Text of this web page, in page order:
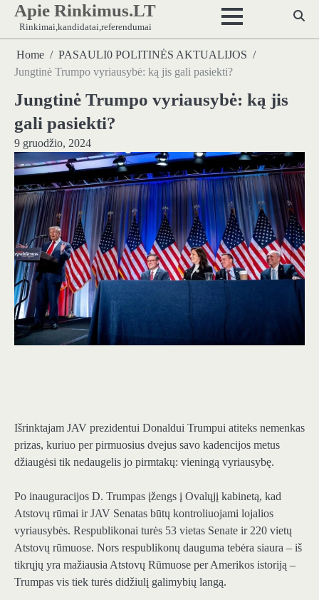
Skip
content
Apie Rinkimus.LT
Rinkimai,kandidatai,referendumai
Home
PASAULI0 POLITINĖS AKTUALIJOS
Jungtinė Trumpo vyriausybė: ką jis gali pasiekti?
Jungtinė Trumpo vyriausybė: ką jis
gali pasiekti?
9 gruodžio, 2024
Išrinktajam JAV prezidentui Donaldui Trumpui atiteks nemenkas
prizas, kuriuo per pirmuosius dvejus savo kadencijos metus
džiaugėsi tik nedaugelis jo pirmtakų: vieningą vyriausybę.
Po inauguracijos D. Trumpas įžengs į Ovalųjį kabinetą, kad
Atstovų rūmai ir JAV Senatas būtų kontroliuojami lojalios
vyriausybės. Respublikonai turės 53 vietas Senate ir 220 vietų
Atstovų rūmuose. Nors respublikonų dauguma tebėra siaura – iš
tikrųjų yra mažiausia Atstovų Rūmuose per Amerikos istoriją –
Trumpas vis tiek turės didžiulį galimybių langą.